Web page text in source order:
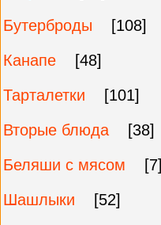
Бутерброды
[108]
Канапе
[48]
Тарталетки
[101]
Вторые блюда
[38]
Беляши с мясом
[7]
Шашлыки
[52]